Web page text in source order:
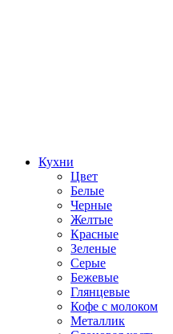
Кухни
Цвет
Белые
Черные
Желтые
Красные
Зеленые
Серые
Бежевые
Глянцевые
Кофе с молоком
Металлик